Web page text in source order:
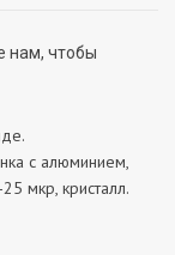
нам, чтобы
с алюминием,
мкр, кристалл.